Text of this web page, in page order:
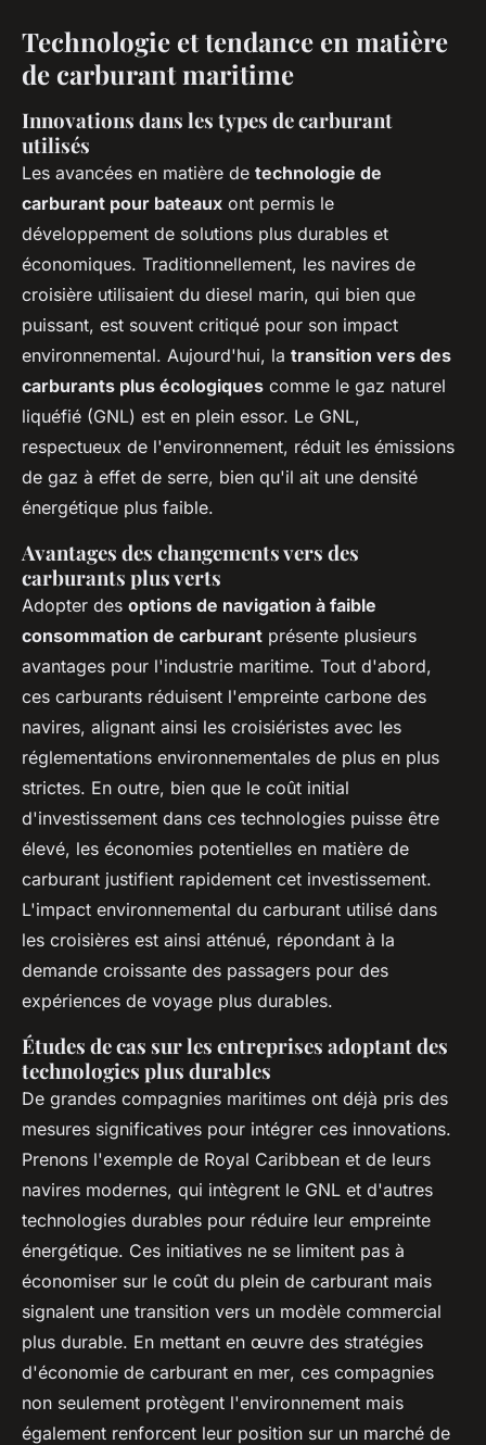
Technologie et tendance en matière
de carburant maritime
Innovations dans les types de carburant
utilisés
Les avancées en matière de technologie de
carburant pour bateaux ont permis le
développement de solutions plus durables et
économiques. Traditionnellement, les navires de
croisière utilisaient du diesel marin, qui bien que
puissant, est souvent critiqué pour son impact
environnemental. Aujourd'hui, la transition vers des
carburants plus écologiques comme le gaz naturel
liquéfié (GNL) est en plein essor. Le GNL,
respectueux de l'environnement, réduit les émissions
de gaz à effet de serre, bien qu'il ait une densité
énergétique plus faible.
Avantages des changements vers des
carburants plus verts
Adopter des options de navigation à faible
consommation de carburant présente plusieurs
avantages pour l'industrie maritime. Tout d'abord,
ces carburants réduisent l'empreinte carbone des
navires, alignant ainsi les croisiéristes avec les
réglementations environnementales de plus en plus
strictes. En outre, bien que le coût initial
d'investissement dans ces technologies puisse être
élevé, les économies potentielles en matière de
carburant justifient rapidement cet investissement.
L'impact environnemental du carburant utilisé dans
les croisières est ainsi atténué, répondant à la
demande croissante des passagers pour des
expériences de voyage plus durables.
Études de cas sur les entreprises adoptant des
technologies plus durables
De grandes compagnies maritimes ont déjà pris des
mesures significatives pour intégrer ces innovations.
Prenons l'exemple de Royal Caribbean et de leurs
navires modernes, qui intègrent le GNL et d'autres
technologies durables pour réduire leur empreinte
énergétique. Ces initiatives ne se limitent pas à
économiser sur le coût du plein de carburant mais
signalent une transition vers un modèle commercial
plus durable. En mettant en œuvre des stratégies
d'économie de carburant en mer, ces compagnies
non seulement protègent l'environnement mais
également renforcent leur position sur un marché de